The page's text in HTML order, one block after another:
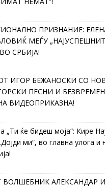
ПРИЗНАНИЕ:
МЕЃУ
СРБИЈА!
ИГОР БЕЖАНОСКИ СО
ПЕСНИ И
ВИДЕОПРИКАЗНА!
„Ти ќе бидеш моја“: Кире
ми“, во главна улога и
ВОЛШЕБНИК АЛЕКСАНДАР